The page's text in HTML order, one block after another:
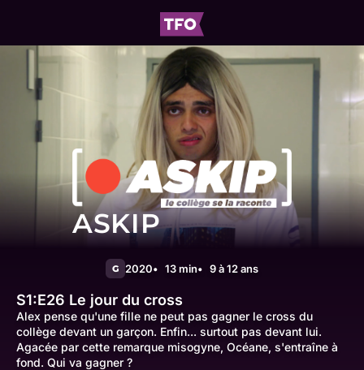
ASKIP
G 2020 13 min 9 à 12 ans
S1:E26 Le jour du cross
Alex pense qu'une fille ne peut pas gagner le cross du
collège devant un garçon. Enfin... surtout pas devant lui.
Agacée par cette remarque misogyne, Océane, s'entraîne à
fond. Qui va gagner ?